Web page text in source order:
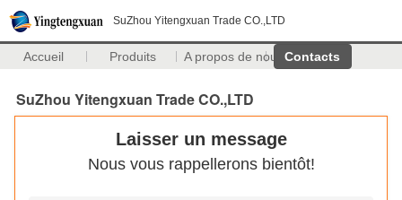
SuZhou Yitengxuan Trade CO.,LTD
Accueil Produits A propos de nous Contacts
SuZhou Yitengxuan Trade CO.,LTD
Laisser un message
Nous vous rappellerons bientôt!